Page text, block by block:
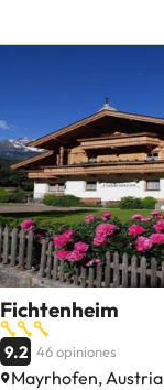
Fichtenheim
9.2 46 opiniones
Mayrhofen, Austria